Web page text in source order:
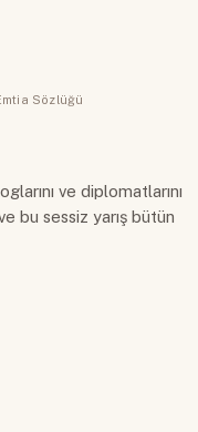
Sözlüğü
ve diplomatlarını
bu sessiz yarış bütün